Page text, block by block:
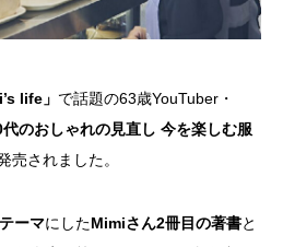
life」 で話題の63歳YouTuber・
代のおしゃれの見直し 今を楽しむ服
売されました。
ーマにしたMimiさん2冊目の著書と